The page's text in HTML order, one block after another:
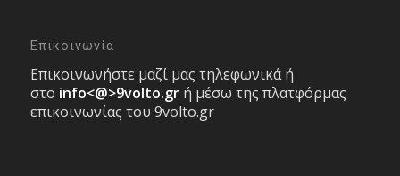
Επικοινωνία
Επικοινωνήστε μαζί μας τηλεφωνικά ή
στο info<@>9volto.gr ή μέσω της πλατφόρμας
επικοινωνίας του 9volto.gr